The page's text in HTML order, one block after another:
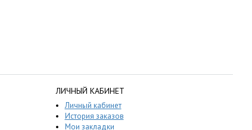
ЛИЧНЫЙ КАБИНЕТ
Личный кабинет
История заказов
Мои закладки